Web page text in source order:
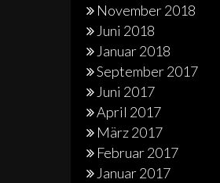
November 2018
Juni 2018
Januar 2018
September 2017
Juni 2017
April 2017
März 2017
Februar 2017
Januar 2017